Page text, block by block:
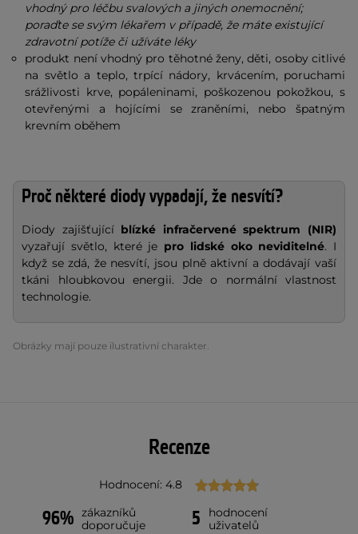
vhodný pro léčbu svalových a jiných onemocnění;
poraďte se svým lékařem v případě, že máte existující
zdravotní potíže či užíváte léky
produkt není vhodný pro těhotné ženy, děti, osoby citlivé
na světlo a teplo, trpící nádory, krvácením, poruchami
srážlivosti krve, popáleninami, poškozenou pokožkou, s
otevřenými a hojícími se zraněními, nebo špatným
krevním oběhem
Proč některé diody vypadají, že nesvítí?
Diody zajišťující blízké infračervené spektrum (NIR)
vyzařují světlo, které je pro lidské oko neviditelné. I
když se zdá, že nesvítí, jsou plně aktivní a dodávají vaší
tkáni hloubkovou energii. Jde o normální vlastnost
technologie.
Obrázky mají pouze ilustrativní charakter.
Recenze
Hodnocení: 4.8
96% zákazníků
doporučuje
5
hodnocení
uživatelů